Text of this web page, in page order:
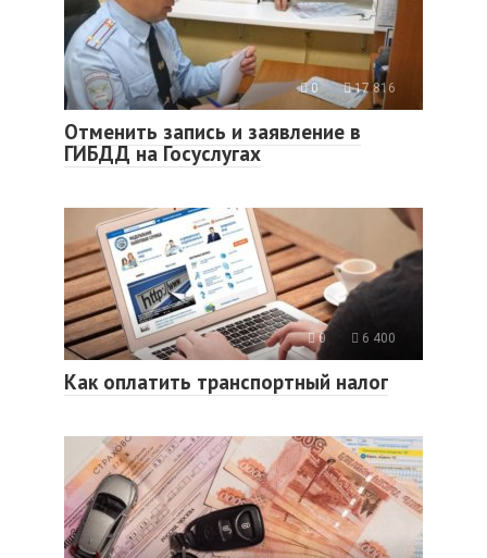
0 17 816
Отменить запись и заявление в
ГИБДД на Госуслугах
0 6 400
Как оплатить транспортный налог